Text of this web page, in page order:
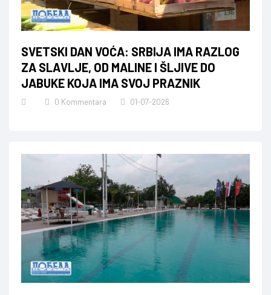
SVETSKI DAN VOĆA: SRBIJA IMA RAZLOG
ZA SLAVLJE, OD MALINE I ŠLJIVE DO
JABUKE KOJA IMA SVOJ PRAZNIK
0 Kommentara 01-07-2026